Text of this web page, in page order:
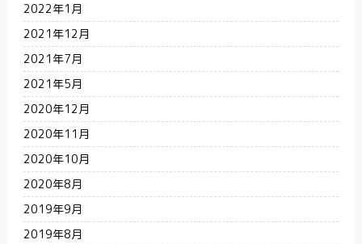
2022年1月
2021年12月
2021年7月
2021年5月
2020年12月
2020年11月
2020年10月
2020年8月
2019年9月
2019年8月